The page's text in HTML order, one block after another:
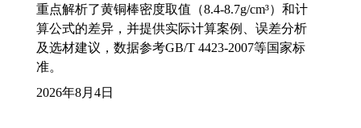
重点解析了黄铜棒密度取值（8.4-8.7g/cm³）和计
算公式的差异，并提供实际计算案例、误差分析
及选材建议，数据参考GB/T 4423-2007等国家标
准。
2026年8月4日